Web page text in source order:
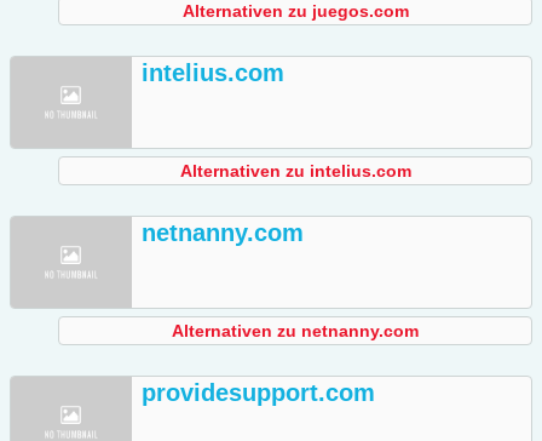
Alternativen zu juegos.com
intelius.com
Alternativen zu intelius.com
netnanny.com
Alternativen zu netnanny.com
providesupport.com